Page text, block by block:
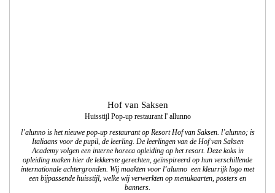
Hof van Saksen
Huisstijl Pop-up restaurant l' allunno
l’alunno is het nieuwe pop-up restaurant op Resort Hof van Saksen. l’alunno; is
Italiaans voor de pupil, de leerling. De leerlingen van de Hof van Saksen
Academy volgen een interne horeca opleiding op het resort. Deze koks in
opleiding maken hier de lekkerste gerechten, geïnspireerd op hun verschillende
internationale achtergronden. Wij maakten voor l’alunno een kleurrijk logo met
een bijpassende huisstijl, welke wij verwerkten op menukaarten, posters en
banners.